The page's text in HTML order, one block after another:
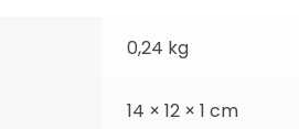
0,24 kg
14 × 12 × 1 cm